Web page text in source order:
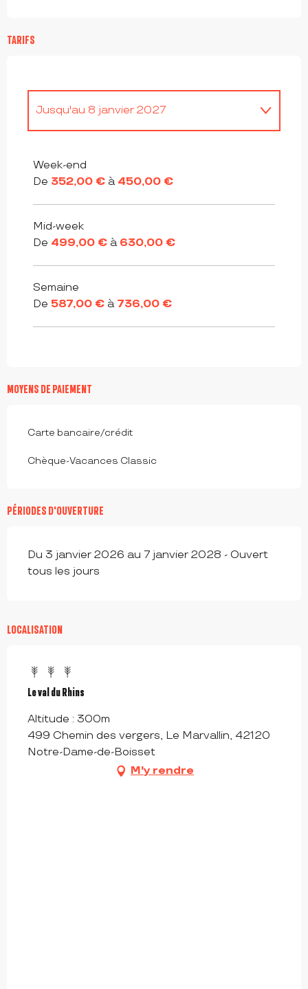
TARIFS
Jusqu'au 8 janvier 2027
Week-end
De 352,00 € à 450,00 €
Mid-week
De 499,00 € à 630,00 €
Semaine
De 587,00 € à 736,00 €
MOYENS DE PAIEMENT
Carte bancaire/crédit
Chèque-Vacances Classic
PÉRIODES D'OUVERTURE
Du 3 janvier 2026 au 7 janvier 2028 - Ouvert
tous les jours
LOCALISATION
Le val du Rhins
Altitude : 300m
499 Chemin des vergers, Le Marvallin, 42120
Notre-Dame-de-Boisset
M'y rendre